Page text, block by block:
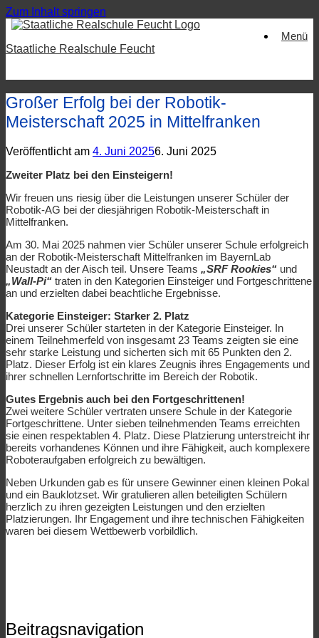
Zum Inhalt springen
Staatliche Realschule Feucht
Menü
Großer Erfolg bei der Robotik-
Meisterschaft 2025 in Mittelfranken
Veröffentlicht am 4. Juni 20256. Juni 2025
Zweiter Platz bei den Einsteigern!
Wir freuen uns riesig über die Leistungen unserer Schüler der
Robotik-AG bei der diesjährigen Robotik-Meisterschaft in
Mittelfranken.
Am 30. Mai 2025 nahmen vier Schüler unserer Schule erfolgreich
an der Robotik-Meisterschaft Mittelfranken im BayernLab
Neustadt an der Aisch teil. Unsere Teams „SRF Rookies“ und
„Wall-Pi“ traten in den Kategorien Einsteiger und Fortgeschrittene
an und erzielten dabei beachtliche Ergebnisse.
Kategorie Einsteiger: Starker 2. Platz
Drei unserer Schüler starteten in der Kategorie Einsteiger. In
einem Teilnehmerfeld von insgesamt 23 Teams zeigten sie eine
sehr starke Leistung und sicherten sich mit 65 Punkten den 2.
Platz. Dieser Erfolg ist ein klares Zeugnis ihres Engagements und
ihrer schnellen Lernfortschritte im Bereich der Robotik.
Gutes Ergebnis auch bei den Fortgeschrittenen!
Zwei weitere Schüler vertraten unsere Schule in der Kategorie
Fortgeschrittene. Unter sieben teilnehmenden Teams erreichten
sie einen respektablen 4. Platz. Diese Platzierung unterstreicht ihr
bereits vorhandenes Können und ihre Fähigkeit, auch komplexere
Roboteraufgaben erfolgreich zu bewältigen.
Neben Urkunden gab es für unsere Gewinner einen kleinen Pokal
und ein Bauklotzset. Wir gratulieren allen beteiligten Schülern
herzlich zu ihren gezeigten Leistungen und den erzielten
Platzierungen. Ihr Engagement und ihre technischen Fähigkeiten
waren bei diesem Wettbewerb vorbildlich.
Beitragsnavigation